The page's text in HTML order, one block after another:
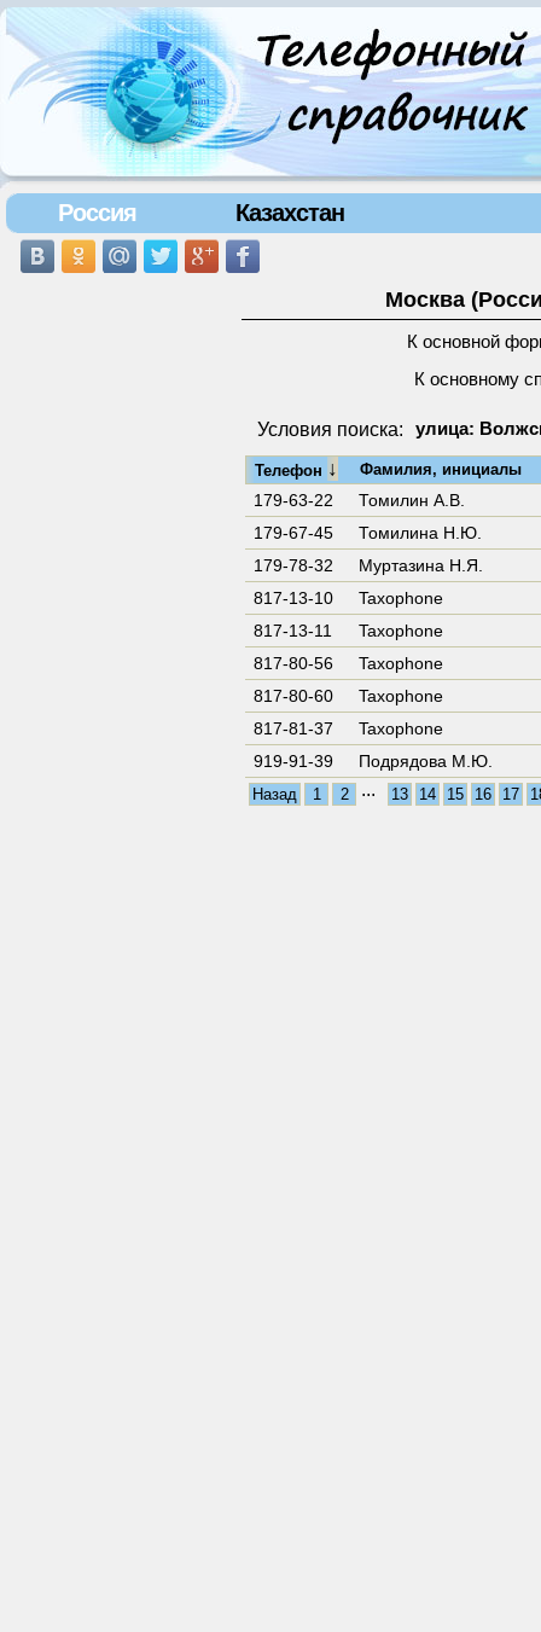
Россия Казахстан
Москва
К основной
К основному
Условия поиска: улица:
Телефон ↓ Фамилия, инициалы
179-63-22
Томилин А.В.
179-67-45
Томилина Н.Ю.
179-78-32
Муртазина Н.Я.
817-13-10
Taxophone
817-13-11
Taxophone
817-80-56
Taxophone
817-80-60
Taxophone
817-81-37
Taxophone
919-91-39
Подрядова М.Ю.
Назад 1 2 ... 13 14 15 16 17